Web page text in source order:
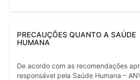
PRECAUÇÕES QUANTO A SAÚDE
HUMANA
De acordo com as recomendações
responsável pela Saúde Humana –